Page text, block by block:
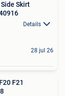
Side Skirt
Details
28 jul 26
F21